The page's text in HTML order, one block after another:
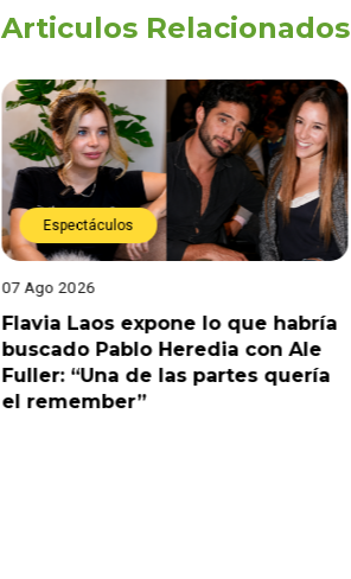
Articulos Relacionados
Espectáculos
07 Ago 2026
Flavia Laos expone lo que habría
buscado Pablo Heredia con Ale
Fuller: “Una de las partes quería
el remember”